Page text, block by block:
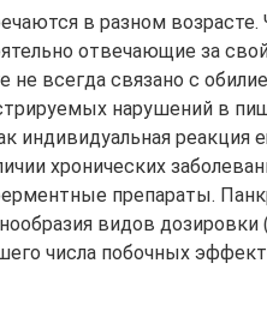
в разном
отвечающие за
не всегда связано с
нарушений в
индивидуальная реакция
хронических
препараты.
видов дозировки
числа побочных